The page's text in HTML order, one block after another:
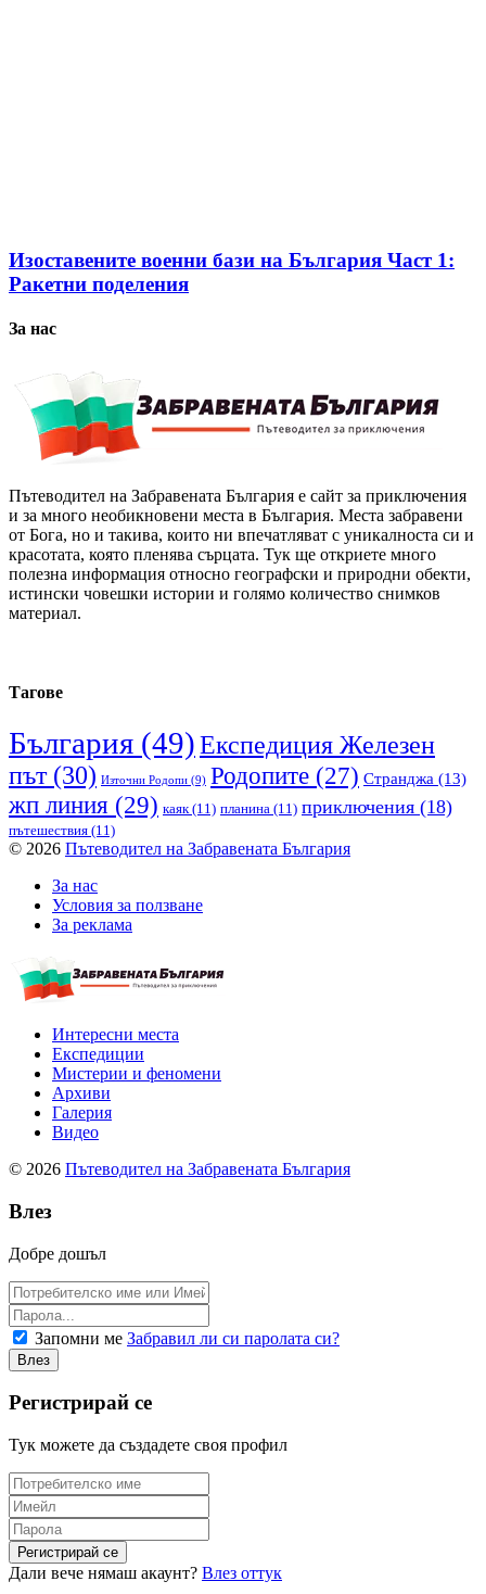
Изоставените военни бази на България Част 1:
Ракетни поделения
За нас
Пътеводител на Забравената България е сайт за приключения
и за много необикновени места в България. Места забравени
от Бога, но и такива, които ни впечатляват с уникалноста си и
красотата, която пленява сърцата. Тук ще откриете много
полезна информация относно географски и природни обекти,
истински човешки истории и голямо количество снимков
материал.
Тагове
България (49)Експедиция Железен
път(30) Източни Родопи (9) Родопите (27) Странджа (13)
жп линия (29) каяк(11) планина (11) приключения (18)
пътешествия (11)
© 2026 Пътеводител на Забравената България
За нас
Условия за ползване
За реклама
Интересни места
Експедиции
Мистерии и феномени
Архиви
Галерия
Видео
© 2026 Пътеводител на Забравената България
Влез
Добре дошъл
Запомни ме Забравил ли си паролата си?
Регистрирай се
Тук можете да създадете своя профил
Дали вече нямаш акаунт? Влез оттук